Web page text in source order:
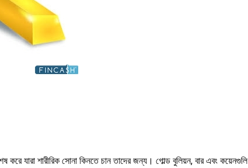
করে যারা শারীরিক সোনা কিনতে চান তাদের জন্য। গোল্ড বুলিয়ন, বার এবং কয়েনগুলি